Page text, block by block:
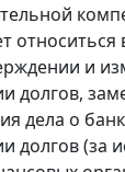
и
долгов,
дела о
долгов (за